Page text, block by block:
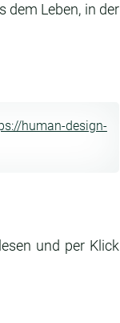
dem Leben, in der
human-design-
und per Klick